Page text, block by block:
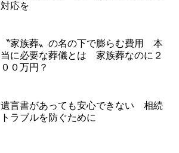
対応を
〝家族葬〟の名の下で膨らむ費用 本
当に必要な葬儀とは 家族葬なのに２
００万円？
遺言書があっても安心できない 相続
トラブルを防ぐために